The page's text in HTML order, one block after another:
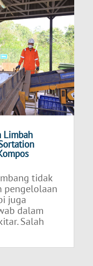
Limbah
tidak
pengelolaan
juga
dalam
Salah